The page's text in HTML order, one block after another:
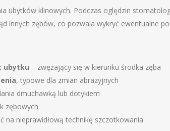
ubytków klinowych. Podczas oględzin
innych zębów, co pozwala wykryć ewentualne
ubytku – zwężający się w kierunku środka zęba
, typowe dla zmian abrazyjnych
dmuchawką lub dotykiem
zębowych
na nieprawidłową technikę szczotkowania